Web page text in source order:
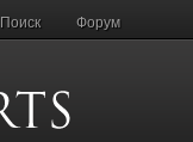
Поиск Форум